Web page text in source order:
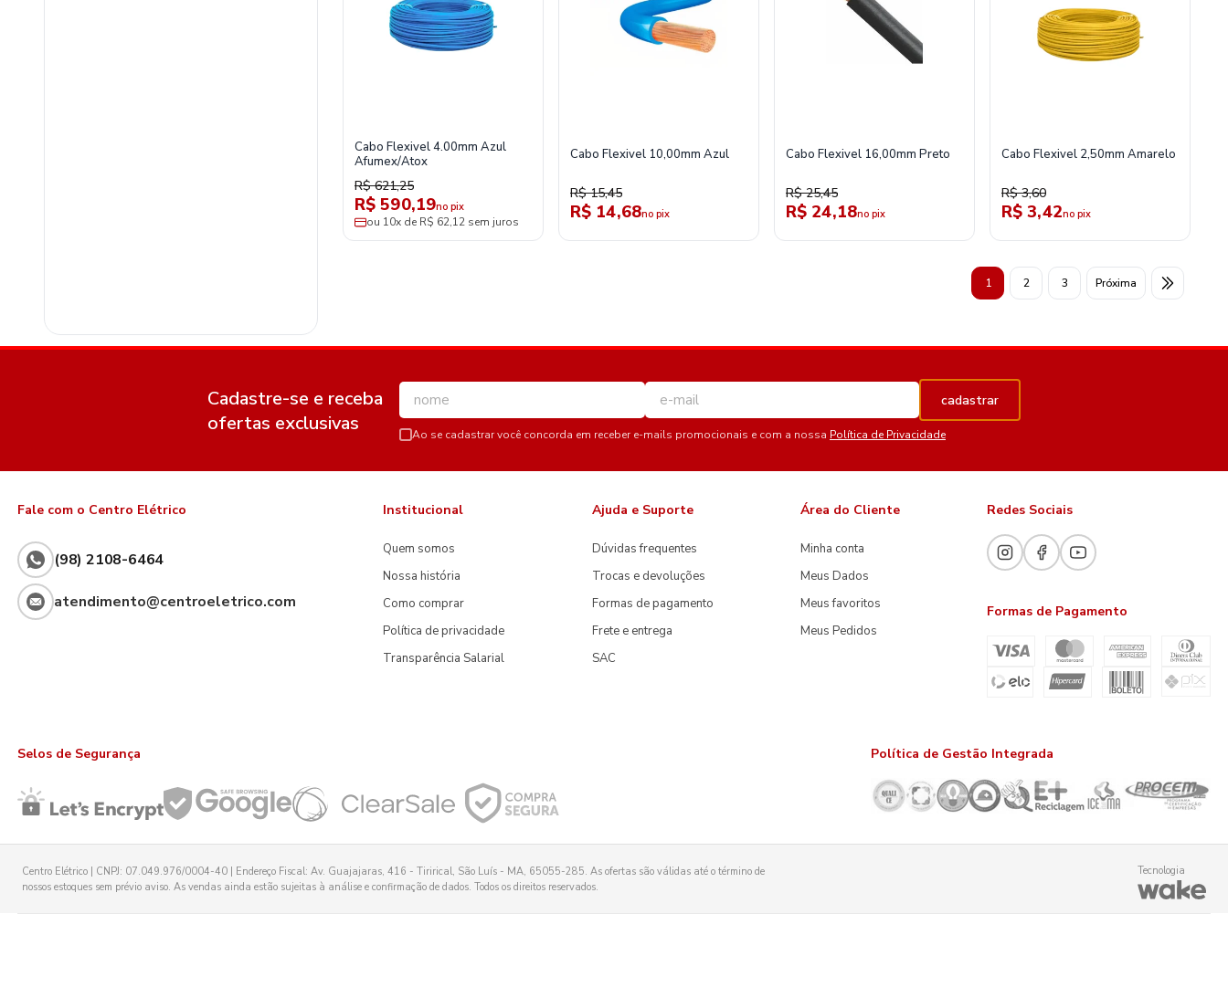
Cabo Flexivel 4.00mm Azul
Afumex/Atox
R$ 621,25
R$ 590,19no pix
ou 10x de R$ 62,12 sem juros
Cabo Flexivel 10,00mm Azul
R$ 15,45
R$ 14,68no pix
Cabo Flexivel 16,00mm Preto
R$ 25,45
R$ 24,18no pix
Cabo Flexivel 2,50mm Amarelo
R$ 3,60
R$ 3,42no pix
1 2 3 Próxima
Cadastre-se e receba
ofertas exclusivas
cadastrar
Ao se cadastrar você concorda em receber e-mails promocionais e com a nossa Política de Privacidade
Fale com o Centro Elétrico
(98) 2108-6464
atendimento@centroeletrico.com
Institucional
Quem somos
Nossa história
Como comprar
Política de privacidade
Transparência Salarial
Ajuda e Suporte
Dúvidas frequentes
Trocas e devoluções
Formas de pagamento
Frete e entrega
SAC
Área do Cliente
Minha conta
Meus Dados
Meus favoritos
Meus Pedidos
Redes Sociais
Formas de Pagamento
Selos de Segurança Política de Gestão Integrada
Centro Elétrico | CNPJ: 07.049.976/0004-40 | Endereço Fiscal: Av. Guajajaras, 416 - Tirirical, São Luís - MA, 65055-285. As ofertas são válidas até o término de
nossos estoques sem prévio aviso. As vendas ainda estão sujeitas à análise e confirmação de dados. Todos os direitos reservados.
Tecnologia